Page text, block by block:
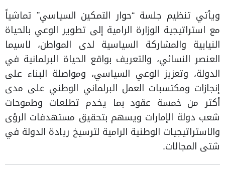
ويأتي تنظيم جلسة “حوار التمكين السياسي” تماشياً
مع استراتيجية الوزارة الرامية إلى تطوير الوعي بالحياة
النيابية والمشاركة السياسية لدى المواطن، لاسيما
العنصر النسائي، والتعريف بواقع الحياة البرلمانية في
الدولة، وتعزيز الوعي السياسي، ومواصلة البناء على
إنجازات ومكتسبات العمل البرلماني الوطني على مدى
أكثر من خمسة عقود بما يخدم تطلعات وطموحات
شعب دولة الإمارات ويسهم بتحقيق مستهدفات الرؤى
والاستراتيجيات الوطنية الرامية لترسيخ ريادة الدولة في
شتى المجالات.